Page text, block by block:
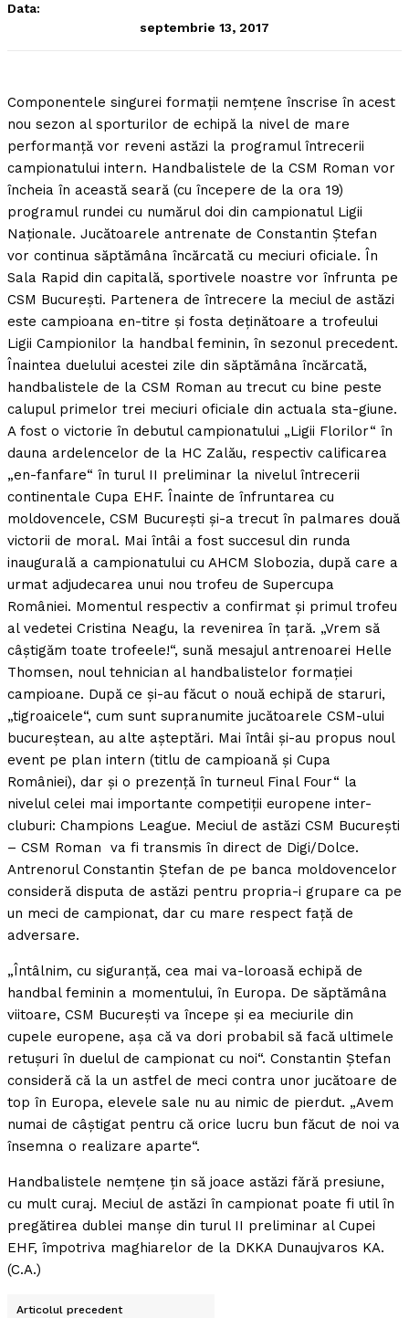
Data:
septembrie 13, 2017
Componentele singurei formaţii nemţene înscrise în acest
nou sezon al sporturilor de echipă la nivel de mare
performanţă vor reveni astăzi la programul întrecerii
campionatului intern. Handbalistele de la CSM Roman vor
încheia în această seară (cu începere de la ora 19)
programul rundei cu numărul doi din campionatul Ligii
Naţionale. Jucătoarele antrenate de Constantin Ştefan
vor continua săptămâna încărcată cu meciuri oficiale. În
Sala Rapid din capitală, sportivele noastre vor înfrunta pe
CSM Bucureşti. Partenera de întrecere la meciul de astăzi
este campioana en-titre şi fosta deţinătoare a trofeului
Ligii Campionilor la handbal feminin, în sezonul precedent.
Înaintea duelului acestei zile din săptămâna încărcată,
handbalistele de la CSM Roman au trecut cu bine peste
calupul primelor trei meciuri oficiale din actuala sta-giune.
A fost o victorie în debutul campionatului „Ligii Florilor“ în
dauna ardelencelor de la HC Zalău, respectiv calificarea
„en-fanfare“ în turul II preliminar la nivelul întrecerii
continentale Cupa EHF. Înainte de înfruntarea cu
moldovencele, CSM Bucureşti şi-a trecut în palmares două
victorii de moral. Mai întâi a fost succesul din runda
inaugurală a campionatului cu AHCM Slobozia, după care a
urmat adjudecarea unui nou trofeu de Supercupa
României. Momentul respectiv a confirmat şi primul trofeu
al vedetei Cristina Neagu, la revenirea în ţară. „Vrem să
câştigăm toate trofeele!“, sună mesajul antrenoarei Helle
Thomsen, noul tehnician al handbalistelor formaţiei
campioane. După ce şi-au făcut o nouă echipă de staruri,
„tigroaicele“, cum sunt supranumite jucătoarele CSM-ului
bucureştean, au alte aşteptări. Mai întâi şi-au propus noul
event pe plan intern (titlu de campioană şi Cupa
României), dar şi o prezenţă în turneul Final Four“ la
nivelul celei mai importante competiţii europene inter-
cluburi: Champions League. Meciul de astăzi CSM Bucureşti
– CSM Roman va fi transmis în direct de Digi/Dolce.
Antrenorul Constantin Ştefan de pe banca moldovencelor
consideră disputa de astăzi pentru propria-i grupare ca pe
un meci de campionat, dar cu mare respect faţă de
adversare.
„Întâlnim, cu siguranţă, cea mai va-loroasă echipă de
handbal feminin a momentului, în Europa. De săptămâna
viitoare, CSM Bucureşti va începe şi ea meciurile din
cupele europene, aşa că va dori probabil să facă ultimele
retuşuri în duelul de campionat cu noi“. Constantin Ştefan
consideră că la un astfel de meci contra unor jucătoare de
top în Europa, elevele sale nu au nimic de pierdut. „Avem
numai de câştigat pentru că orice lucru bun făcut de noi va
însemna o realizare aparte“.
Handbalistele nemţene ţin să joace astăzi fără presiune,
cu mult curaj. Meciul de astăzi în campionat poate fi util în
pregătirea dublei manşe din turul II preliminar al Cupei
EHF, împotriva maghiarelor de la DKKA Dunaujvaros KA.
(C.A.)
Articolul precedent